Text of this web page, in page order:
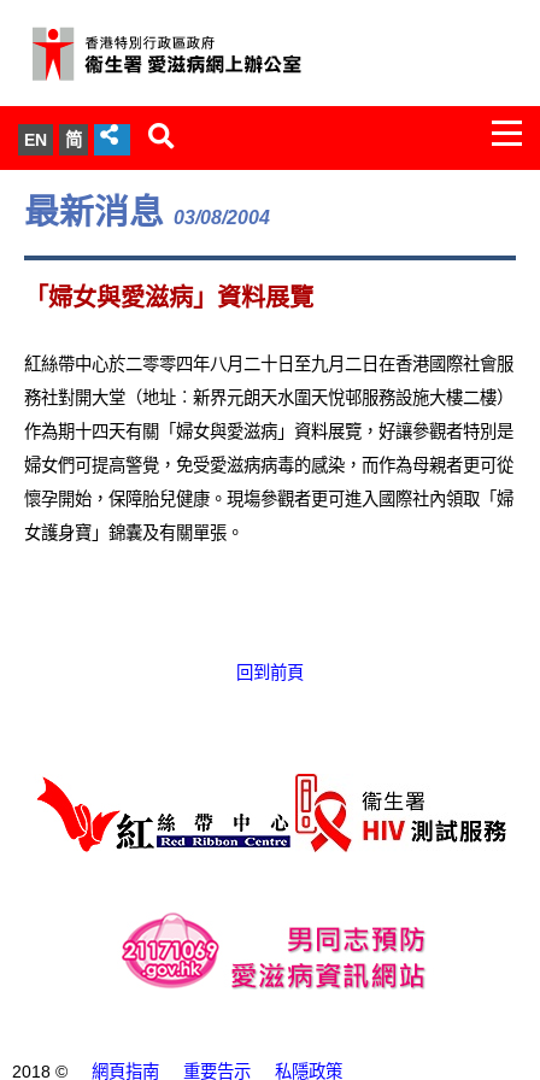
EN 简
關於我們
服務範圍
新聞發佈
愛滋病病毒感染與醫護人員專家組
最新消息 03/08/2004
「婦女與愛滋病」資料展覽
紅絲帶中心於二零零四年八月二十日至九月二日在香港國際社會服
務社對開大堂（地址︰新界元朗天水圍天悅邨服務設施大樓二樓）
作為期十四天有關「婦女與愛滋病」資料展覽，好讓參觀者特別是
婦女們可提高警覺，免受愛滋病病毒的感染，而作為母親者更可從
懷孕開始，保障胎兒健康。現塲參觀者更可進入國際社內領取「婦
女護身寶」錦囊及有關單張。
回到前頁
2018 © 網頁指南 重要告示 私隱政策